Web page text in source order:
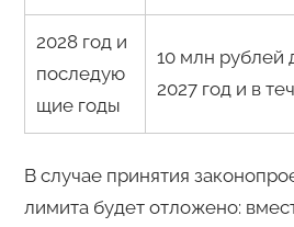
2028 год и
последую
щие годы
10 млн рублей
2027 год и в
В случае принятия
лимита будет отложено: